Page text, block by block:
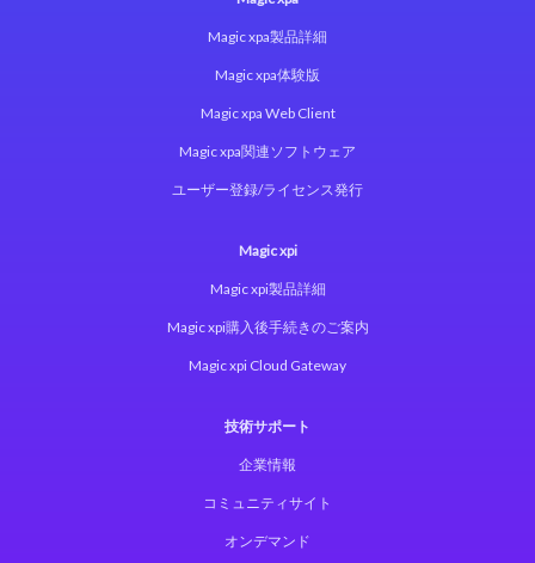
Magic xpa製品詳細
Magic xpa体験版
Magic xpa Web Client
Magic xpa関連ソフトウェア
ユーザー登録/ライセンス発行
Magic xpi
Magic xpi製品詳細
Magic xpi購入後手続きのご案内
Magic xpi Cloud Gateway
技術サポート
企業情報
コミュニティサイト
オンデマンド